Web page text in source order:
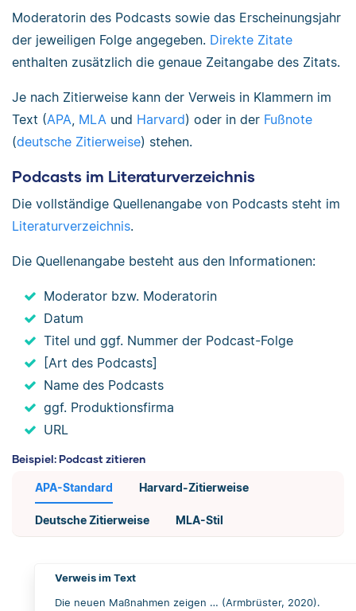
Moderatorin des Podcasts sowie das Erscheinungsjahr
der jeweiligen Folge angegeben. Direkte Zitate
enthalten zusätzlich die genaue Zeitangabe des Zitats.
Je nach Zitierweise kann der Verweis in Klammern im
Text (APA MLA und Harvard) oder in der Fußnote
(deutsche Zitierweise) stehen.
Podcasts im Literaturverzeichnis
Die vollständige Quellenangabe von Podcasts steht im
Literaturverzeichnis.
Die Quellenangabe besteht aus den Informationen:
Moderator bzw. Moderatorin
Datum
Titel und ggf. Nummer der Podcast-Folge
[Art des Podcasts]
Name des Podcasts
ggf. Produktionsfirma
URL
Beispiel: Podcast zitieren
APA-Standard Harvard-Zitierweise
Deutsche Zitierweise MLA-Stil
Verweis im Text
Die neuen Maßnahmen zeigen … (Armbrüster, 2020).